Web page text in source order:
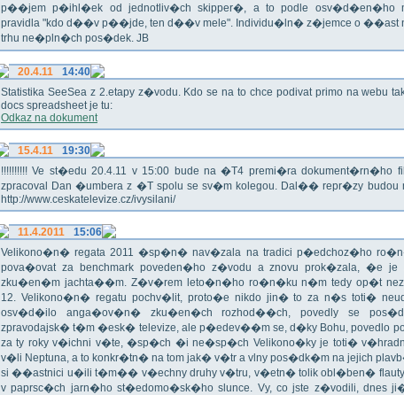
p��jem p�ihl�ek od jednotliv�ch skipper�, a to podle osv�d�en�ho
pravidla "kdo d��v p��jde, ten d��v mele". Individu�ln� z�jemce o ��ast
trhu ne�pln�ch pos�dek. JB
20.4.11
14:40
Statistika SeeSea z 2.etapy z�vodu. Kdo se na to chce podivat primo na webu
docs spreadsheet je tu:
Odkaz na dokument
15.4.11
19:30
!!!!!!!!!! Ve st�edu 20.4.11 v 15:00 bude na �T4 premi�ra dokument�rn�ho
zpracoval Dan �umbera z �T spolu se sv�m kolegou. Dal�� repr�zy budou
http://www.ceskatelevize.cz/ivysilani/
11.4.2011
15:06
Velikono�n� regata 2011 �sp�n� nav�zala na tradici p�edchoz�ho
pova�ovat za benchmark poveden�ho z�vodu a znovu prok�zala, �e je
zku�en�m jachta��m. Z�v�rem leto�n�ho ro�n�ku n�m tedy op�t
12. Velikono�n� regatu pochv�lit, proto�e nikdo jin� to za n�s toti�
osv�d�ilo anga�ov�n� zku�en�ch rozhod��ch, povedly se
zpravodajsk� t�m �esk� televize, ale p�edev��m se, d�ky Bohu, povedlo
za ty roky v�ichni v�te, �sp�ch �i ne�sp�ch Velikono�ky je toti�
v�li Neptuna, a to konkr�tn� na tom jak� v�tr a vlny pos�dk�m na jejich
si ��astnici u�ili t�m�� v�echny druhy v�tru, v�etn� tolik obl�ben�
v paprsc�ch jarn�ho st�edomo�sk�ho slunce. Vy, co jste z�vodili, dnes